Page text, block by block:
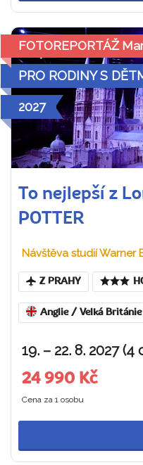
FOTOREPORTÁŽ
PRO RODINY S
2027
To nejlepší z
POTTER
Návštěva studií Warner
Z PRAHY
Anglie / Velká Británie
19. – 22. 8. 2027
24 990 Kč
Cena za 1 osobu